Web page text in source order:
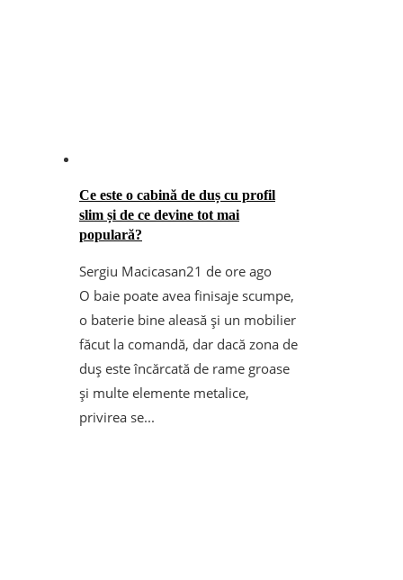
Ce este o cabină de duș cu profil
slim și de ce devine tot mai
populară?
Sergiu Macicasan21 de ore ago
O baie poate avea finisaje scumpe,
o baterie bine aleasă și un mobilier
făcut la comandă, dar dacă zona de
duș este încărcată de rame groase
și multe elemente metalice,
privirea se...